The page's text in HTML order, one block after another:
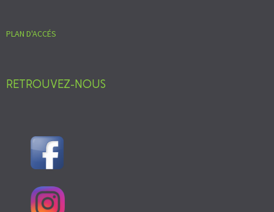
PLAN D'ACCÉS
RETROUVEZ-NOUS